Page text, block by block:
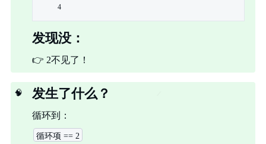
4
发现没：
👉 2不见了！
🧠 发生了什么？
循环到：
循环项 == 2